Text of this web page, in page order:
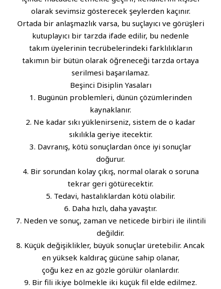
olarak sevimsiz gösterecek şeylerden kaçınır.
Ortada bir anlaşmazlık varsa, bu suçlayıcı ve görüşleri
kutuplayıcı bir tarzda ifade edilir, bu nedenle
takım üyelerinin tecrübelerindeki farklılıkların
takımın bir bütün olarak öğreneceği tarzda ortaya
serilmesi başarılamaz.
Beşinci Disiplin Yasaları
1. Bugünün problemleri, dünün çözümlerinden
kaynaklanır.
2. Ne kadar sıkı yüklenirseniz, sistem de o kadar
sıkılıkla geriye itecektir.
3. Davranış, kötü sonuçlardan önce iyi sonuçlar
doğurur.
4. Bir sorundan kolay çıkış, normal olarak o soruna
tekrar geri götürecektir.
5. Tedavi, hastalıklardan kötü olabilir.
6. Daha hızlı, daha yavaştır.
7. Neden ve sonuç, zaman ve neticede birbiri ile ilintili
değildir.
8. Küçük değişiklikler, büyük sonuçlar üretebilir. Ancak
en yüksek kaldıraç gücüne sahip olanar,
çoğu kez en az gözle görülür olanlardır.
9. Bir fili ikiye bölmekle iki küçük fil elde edilmez.